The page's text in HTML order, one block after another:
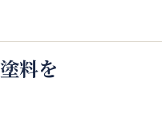
料を